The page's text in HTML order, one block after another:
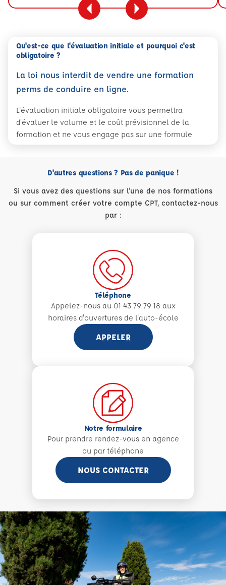
Qu'est-ce que l'évaluation initiale et pourquoi c'est
obligatoire ?
La loi nous interdit de vendre une formation
perms de conduire en ligne.
L'évaluation initiale obligatoire vous permettra
d'évaluer le volume et le coût prévisionnel de la
formation et ne vous engage pas sur une formule
D'autres questions ? Pas de panique !
Si vous avez des questions sur l'une de nos formations
ou sur comment créer votre compte CPT, contactez-nous
par :
Téléphone
Appelez-nous au 01 43 79 79 18 aux
horaires d'ouvertures de l'auto-école
APPELER
Notre formulaire
Pour prendre rendez-vous en agence
ou par téléphone
NOUS CONTACTER